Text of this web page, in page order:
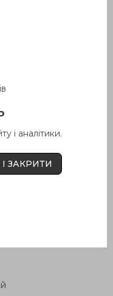
і аналітики.
ЗАКРИТИ